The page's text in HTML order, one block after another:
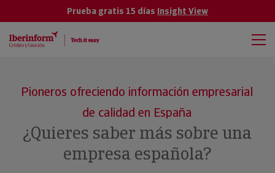
Prueba gratis 15 días Insight View
Pioneros ofreciendo información empresarial
de calidad en España
¿Quieres saber más sobre una
empresa española?